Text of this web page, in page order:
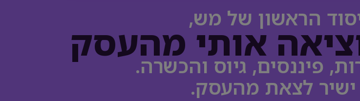
הראשון של מש,
אותי מהעסק
לצאת מהעסק.